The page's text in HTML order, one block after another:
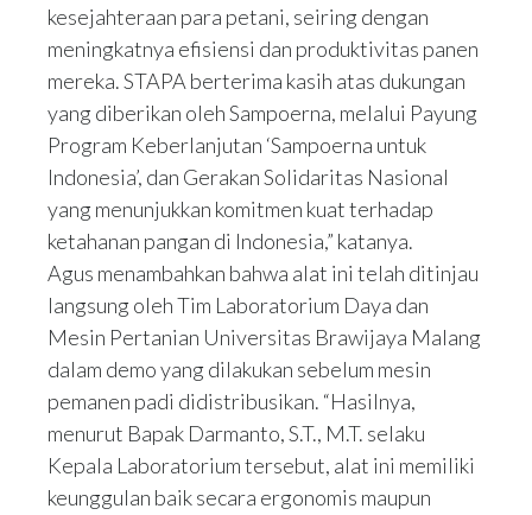
kesejahteraan para petani, seiring dengan
meningkatnya efisiensi dan produktivitas panen
mereka. STAPA berterima kasih atas dukungan
yang diberikan oleh Sampoerna, melalui Payung
Program Keberlanjutan ‘Sampoerna untuk
Indonesia’, dan Gerakan Solidaritas Nasional
yang menunjukkan komitmen kuat terhadap
ketahanan pangan di Indonesia,” katanya.
Agus menambahkan bahwa alat ini telah ditinjau
langsung oleh Tim Laboratorium Daya dan
Mesin Pertanian Universitas Brawijaya Malang
dalam demo yang dilakukan sebelum mesin
pemanen padi didistribusikan. “Hasilnya,
menurut Bapak Darmanto, S.T., M.T. selaku
Kepala Laboratorium tersebut, alat ini memiliki
keunggulan baik secara ergonomis maupun